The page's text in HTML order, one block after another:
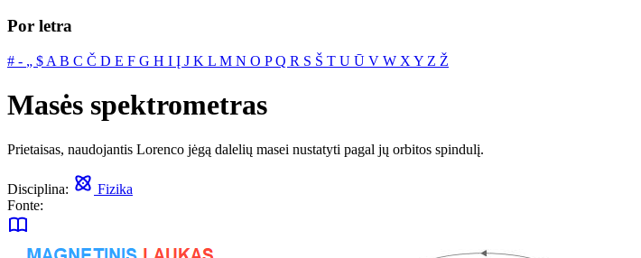
Por letra
# ‐ „ $ A B C Č D E F G H I Į J K L M N O PQ R S Š T U Ū V W X Y Z Ž
Masės spektrometras
Prietaisas, naudojantis Lorenco jėgą dalelių masei nustatyti pagal jų orbitos spindulį.
Disciplina:
Fizika
Fonte: